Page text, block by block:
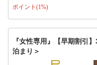
ポイント(1%)
『女性専用』【早期割引
泊まり＞